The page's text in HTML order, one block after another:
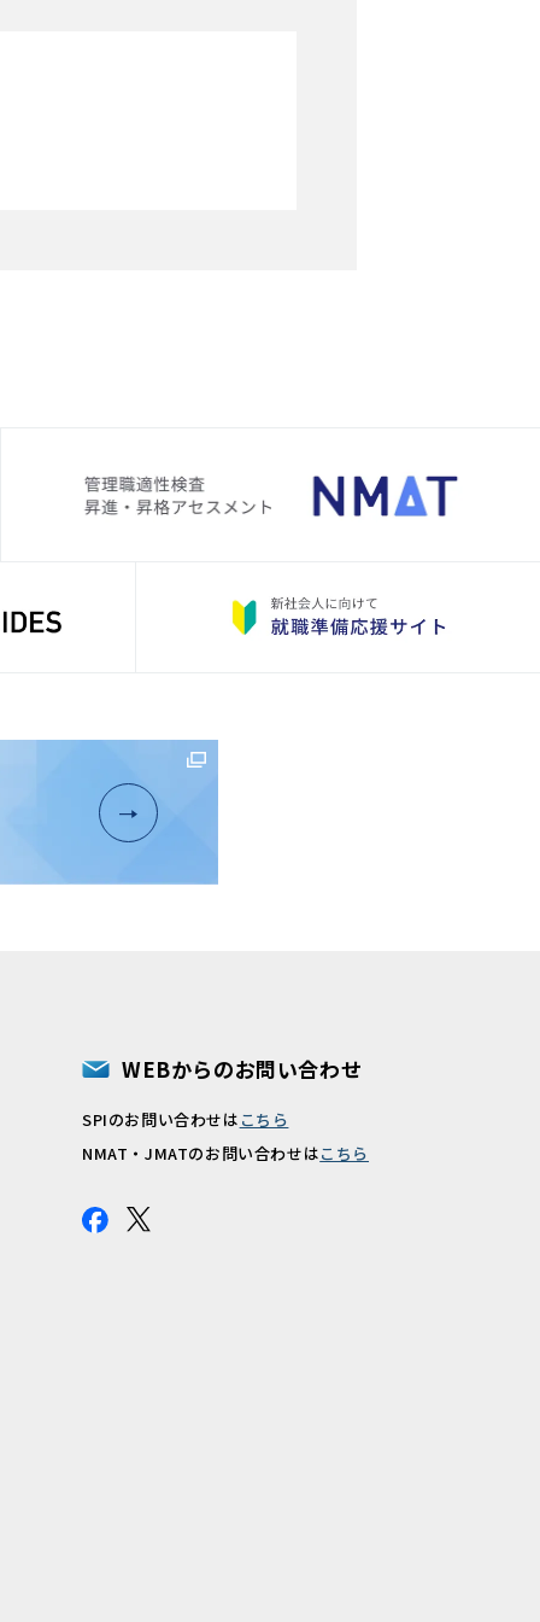
WEBからのお問い合わせ
SPIのお問い合わせは こちら
NMAT・JMATのお問い合わせはこちら